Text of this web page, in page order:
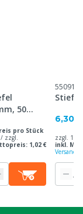
50
pro Stück
/ zzgl.
1,02 €
5509145
6,30 €
zzgl.
inkl.